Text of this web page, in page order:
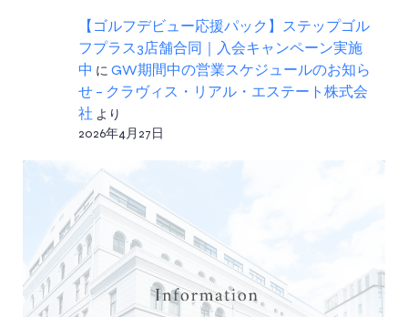
【ゴルフデビュー応援パック】ステップゴル
フプラス3店舗合同｜入会キャンペーン実施
中 に GW期間中の営業スケジュールのお知ら
せ – クラヴィス・リアル・エステート株式会
社 より
2026年4月27日